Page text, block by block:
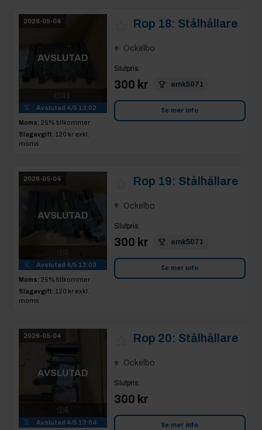
2026-05-04
AVSLUTAD
Avslutad 4/5 13:02
Moms: 25% tillkommer
Slagavgift: 120 kr exkl.
moms
Rop 18: Stålhållare
Ockelbo
Slutpris:
300 kr emk5071
Se mer info
2026-05-04
AVSLUTAD
Avslutad 4/5 13:03
Moms: 25% tillkommer
Slagavgift: 120 kr exkl.
moms
Rop 19: Stålhållare
Ockelbo
Slutpris:
300 kr emk5071
Se mer info
2026-05-04
AVSLUTAD
5
Avslutad 4/5 13:04
Rop 20: Stålhållare
Ockelbo
Slutpris:
300 kr
Se mer info